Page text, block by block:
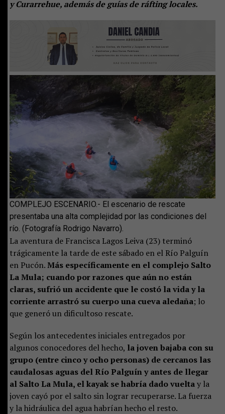
y Curarrehue, además de guías de ráfting locales.
COMPLEJO ESCENARIO.- El escenario de rescate
presentaba una alta complejidad por las condiciones del
río. (Fotografía Rodrigo Navarro).
La aventura de Francisca Lagos Leiva (23) terminó
trágicamente la tarde de este sábado en el Río Palguín
en Pucón.Más específicamente en el complejo Salto
La Mula; cuando por razones que aún no están
claras, sufrió un accidente que le costó la vida y la
corriente arrastró su cuerpo una cueva aledaña; lo
que generó un dificultoso rescate.
Según los antecedentes iniciales entregados por
algunos conocedores del hecho, la joven bajaba con su
grupo (entre cinco y ocho personas) de cercanos las
caudalosas aguas del Río Palguín y antes de llegar
al Salto La Mula, el kayak se habría dado vueltay la
joven cayó por el salto sin lograr recuperarse. La fuerza
y la hidráulica del agua habrían hecho el resto.